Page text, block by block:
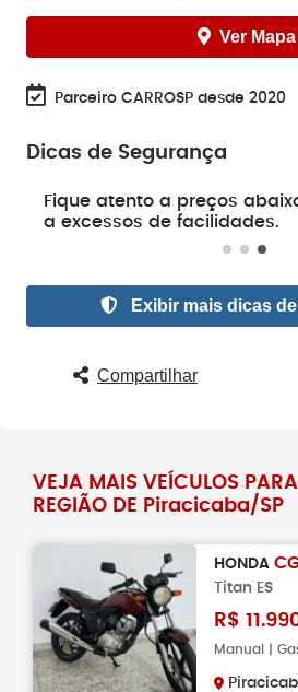
Ver Mapa
Parceiro CARROSP desde 2020
Dicas de Segurança
Fique atento a preços
a excessos de facilidades.
Exibir mais dicas
Compartilhar
VEJA MAIS VEÍCULOS
REGIÃO DE Piracicaba/SP
HONDA
Titan ES
R$
Manual |